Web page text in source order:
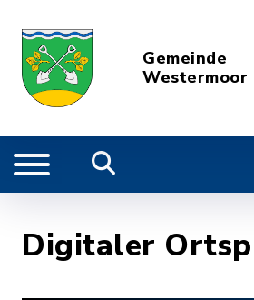
Gemeinde
Westermoor
Digitaler